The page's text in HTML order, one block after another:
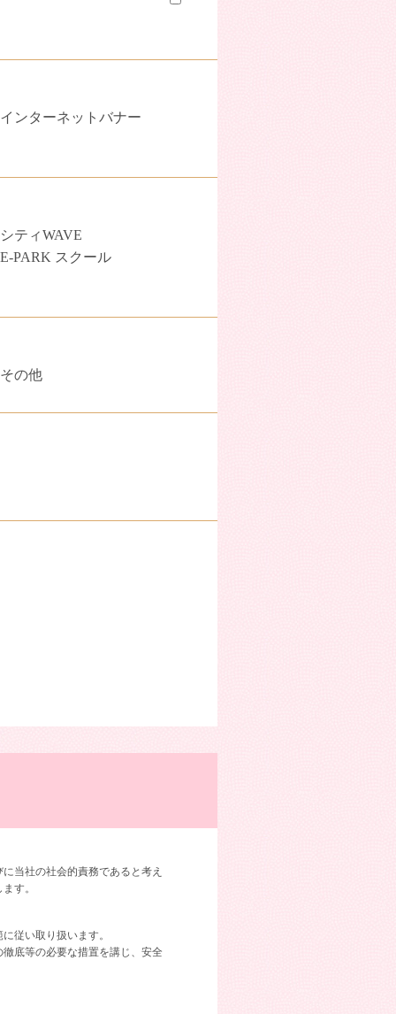
インターネットバナー
シティWAVE
E-PARK スクール
その他
当社の社会的責務であると考え
す。
従い取り扱います。
底等の必要な措置を講じ、安全